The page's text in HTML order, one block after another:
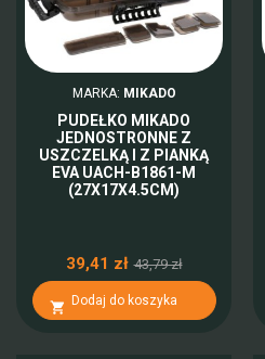
MARKA: MIKADO
PUDEŁKO MIKADO
JEDNOSTRONNE Z
USZCZELKĄ I Z PIANKĄ
EVA UACH-B1861-M
(27X17X4.5CM)
39,41 zł 43,79 zł
 Dodaj do koszyka